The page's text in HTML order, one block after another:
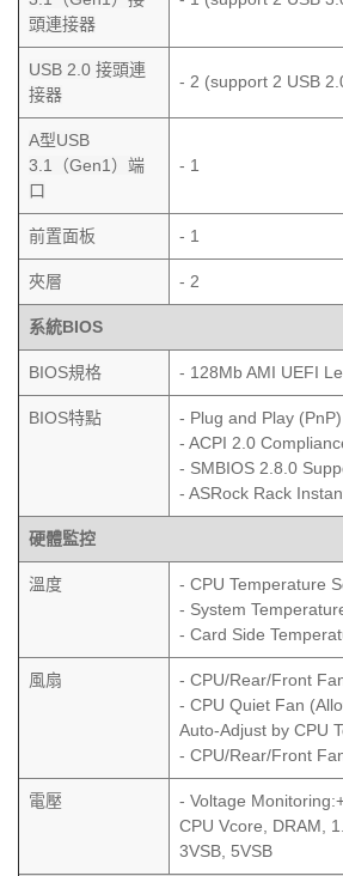
頭連接器
USB 2.0 接頭連
接器
- 2 (support 2 USB
A型USB
3.1（Gen1）端
口
- 1
前置面板 - 1
夾層 - 2
系統BIOS
BIOS規格 - 128Mb AMI UEFI
BIOS特點
- Plug and Play (PnP)
- ACPI 2.0
- SMBIOS 2.8.0
- ASRock Rack
硬體監控
溫度
- CPU Temperature
- System
- Card Side
風扇
- CPU/Rear/Front
- CPU Quiet Fan
Auto-Adjust by CPU
- CPU/Rear/Front
電壓
- Voltage
CPU Vcore, DRAM,
3VSB, 5VSB